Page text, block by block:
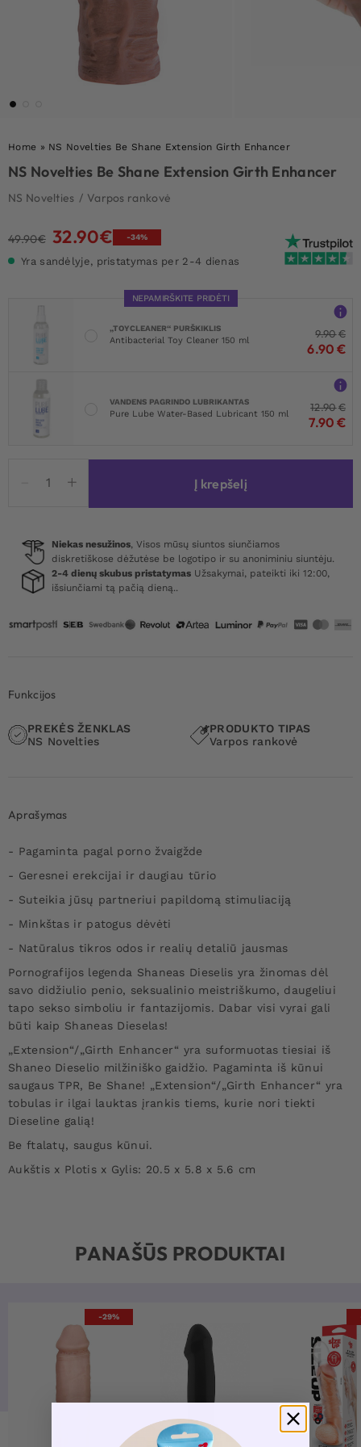
Home » NS Novelties Be Shane Extension Girth Enhancer
NS Novelties Be Shane Extension Girth Enhancer
NS Novelties / Varpos rankovė
49.90€ Original
was:
32.90€Current
32.90€.
-34%
Yra sandėlyje, pristatymas per 2-4 dienas
NEPAMIRŠKITE PRIDĖTI
„TOYCLEANER“ PURŠKIKLIS
Antibacterial Toy Cleaner 150 ml
9.90€
6.90 €
VANDENS PAGRINDO LUBRIKANTAS
Pure Lube Water-Based Lubricant 150 ml
12.90€
7.90 €
kiekis:
Be
Shane
Extension
Enhancer
Į krepšelį
Niekas nesužinos, Visos mūsų siuntos siunčiamos
diskretiškose dėžutėse be logotipo ir su anoniminiu siuntėju.
2-4 dienų skubus pristatymas Užsakymai, pateikti iki 12:00,
išsiunčiami tą pačią dieną..
Funkcijos
PREKĖS ŽENKLAS
NS Novelties
PRODUKTO TIPAS
Varpos rankovė
Aprašymas
- Pagaminta pagal porno žvaigžde
- Geresnei erekcijai ir daugiau tūrio
- Suteikia jūsų partneriui papildomą stimuliaciją
- Minkštas ir patogus dėvėti
- Natūralus tikros odos ir realių detaliū jausmas
Pornografijos legenda Shaneas Dieselis yra žinomas dėl
savo didžiulio penio, seksualinio meistriškumo, daugeliui
tapo sekso simboliu ir fantazijomis. Dabar visi vyrai gali
būti kaip Shaneas Dieselas!
„Extension“/„Girth Enhancer“ yra suformuotas tiesiai iš
Shaneo Dieselio milžiniško gaidžio. Pagaminta iš kūnui
saugaus TPR, Be Shane! „Extension“/„Girth Enhancer“ yra
tobulas ir ilgai lauktas įrankis tiems, kurie nori tiekti
Dieseline galią!
Be ftalatų, saugus kūnui.
Aukštis x Plotis x Gylis: 20.5 x 5.8 x 5.6 cm
PANAŠŪS PRODUKTAI
-29%